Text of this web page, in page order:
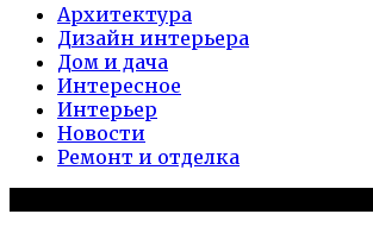
Архитектура
Дизайн интерьера
Дом и дача
Интересное
Интерьер
Новости
Ремонт и отделка